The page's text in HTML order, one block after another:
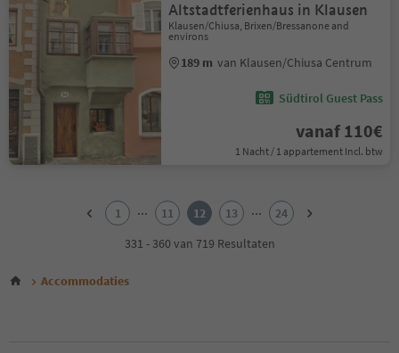
Altstadtferienhaus in Klausen
Klausen/Chiusa, Brixen/Bressanone and
environs
189 m van Klausen/Chiusa Centrum
Südtirol Guest Pass
vanaf 110€
1 Nacht / 1 appartement Incl. btw
6
1 ... 11 12 13 ...
24
331 - 360 van 719 Resultaten
Accommodaties